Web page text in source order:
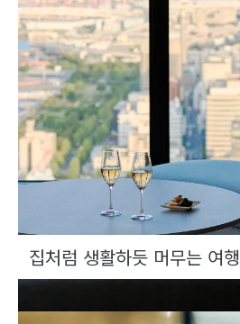
집처럼 생활하듯 머무는 여행